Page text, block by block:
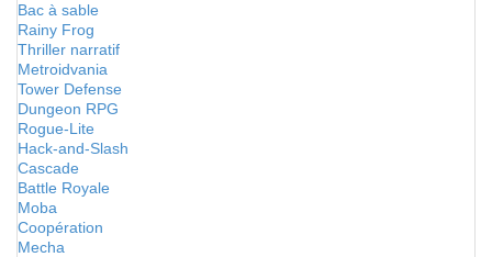
Bac à sable
Rainy Frog
Thriller narratif
Metroidvania
Tower Defense
Dungeon RPG
Rogue-Lite
Hack-and-Slash
Cascade
Battle Royale
Moba
Coopération
Mecha